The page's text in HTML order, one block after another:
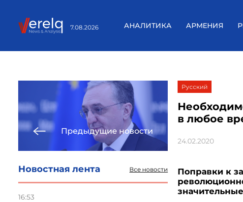
7.08.2026 АНАЛИТИКА АРМЕНИЯ
Предыдущие новости
Новостная лента Все новости
16:53
Русский
в любое
24.02.2020
Поправки к